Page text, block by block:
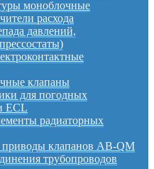
моноблочные
расхода
давлений,
клапаны
для погодных
ECL
радиаторных
приводы клапанов AB-QM
трубопроводов